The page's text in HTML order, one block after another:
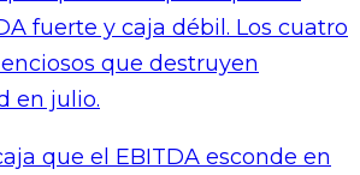
que el EBITDA esconde en